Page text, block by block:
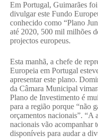
Em Portugal, Guimarães
divulgar este Fundo
conhecido como “Plano
até 2020, 500 mil milhões
projectos europeus.
Esta manhã, a chefe de
Europeia em Portugal
apresentar este plano.
da Câmara Municipal
Plano de Investimento é
para a região porque “não
orçamentos nacionais”. “A
nacionais vão acompanhar
disponíveis para audar a